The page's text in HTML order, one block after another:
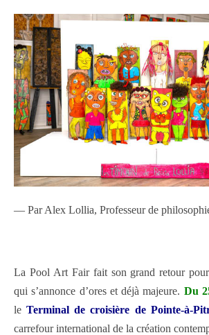
— Par Alex Lollia, Professeur de
La Pool Art Fair fait son grand retour
qui s’annonce d’ores et déjà majeure. Du
leTerminal de croisière de Pointe-à-
carrefour international de la création